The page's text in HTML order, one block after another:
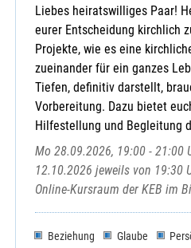
Liebes heiratswilliges Paar!
eurer Entscheidung kirchlich
Projekte, wie es eine
zueinander für ein ganzes
Tiefen, definitiv darstellt,
Vorbereitung. Dazu bietet
Hilfestellung und Begleitung
Mo 28.09.2026, 19:00 - 21:00
12.10.2026 jeweils von 19:30
Online-Kursraum der KEB im
Beziehung Glaube